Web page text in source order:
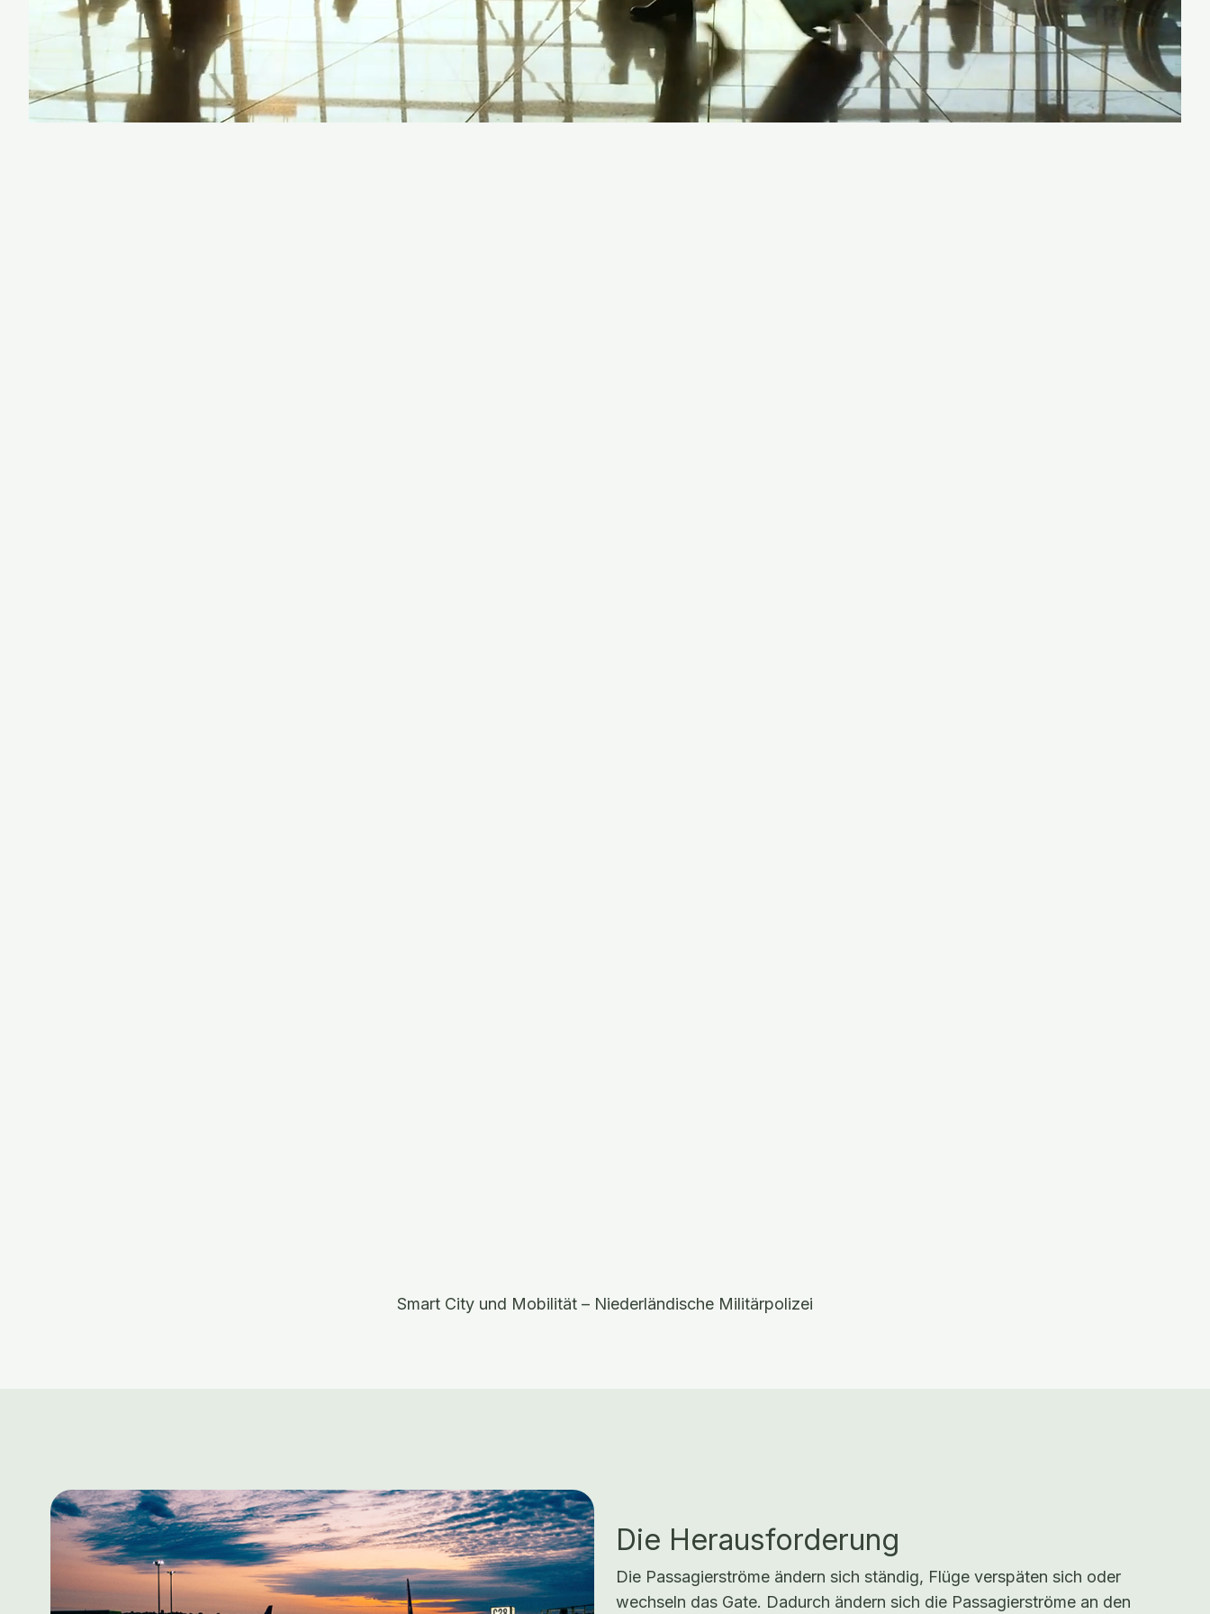
Smart City und Mobilität – Niederländische Militärpolizei
Die Herausforderung
Die Passagierströme ändern sich ständig, Flüge verspäten sich oder
wechseln das Gate. Dadurch ändern sich die Passagierströme an den